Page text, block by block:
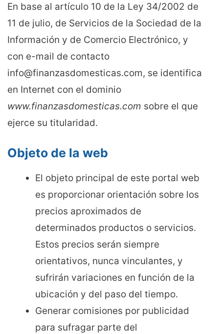
En base al artículo 10 de la Ley 34/2002 de
11 de julio, de Servicios de la Sociedad de la
Información y de Comercio Electrónico, y
con e-mail de contacto
info@finanzasdomesticas.com, se identifica
en Internet con el dominio
www.finanzasdomesticas.com sobre el que
ejerce su titularidad.
Objeto de la web
El objeto principal de este portal web
es proporcionar orientación sobre los
precios aproximados de
determinados productos o servicios.
Estos precios serán siempre
orientativos, nunca vinculantes, y
sufrirán variaciones en función de la
ubicación y del paso del tiempo.
Generar comisiones por publicidad
para sufragar parte del